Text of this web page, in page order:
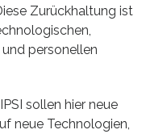
Zurückhaltung ist
personellen
sollen hier neue
neue Technologien,